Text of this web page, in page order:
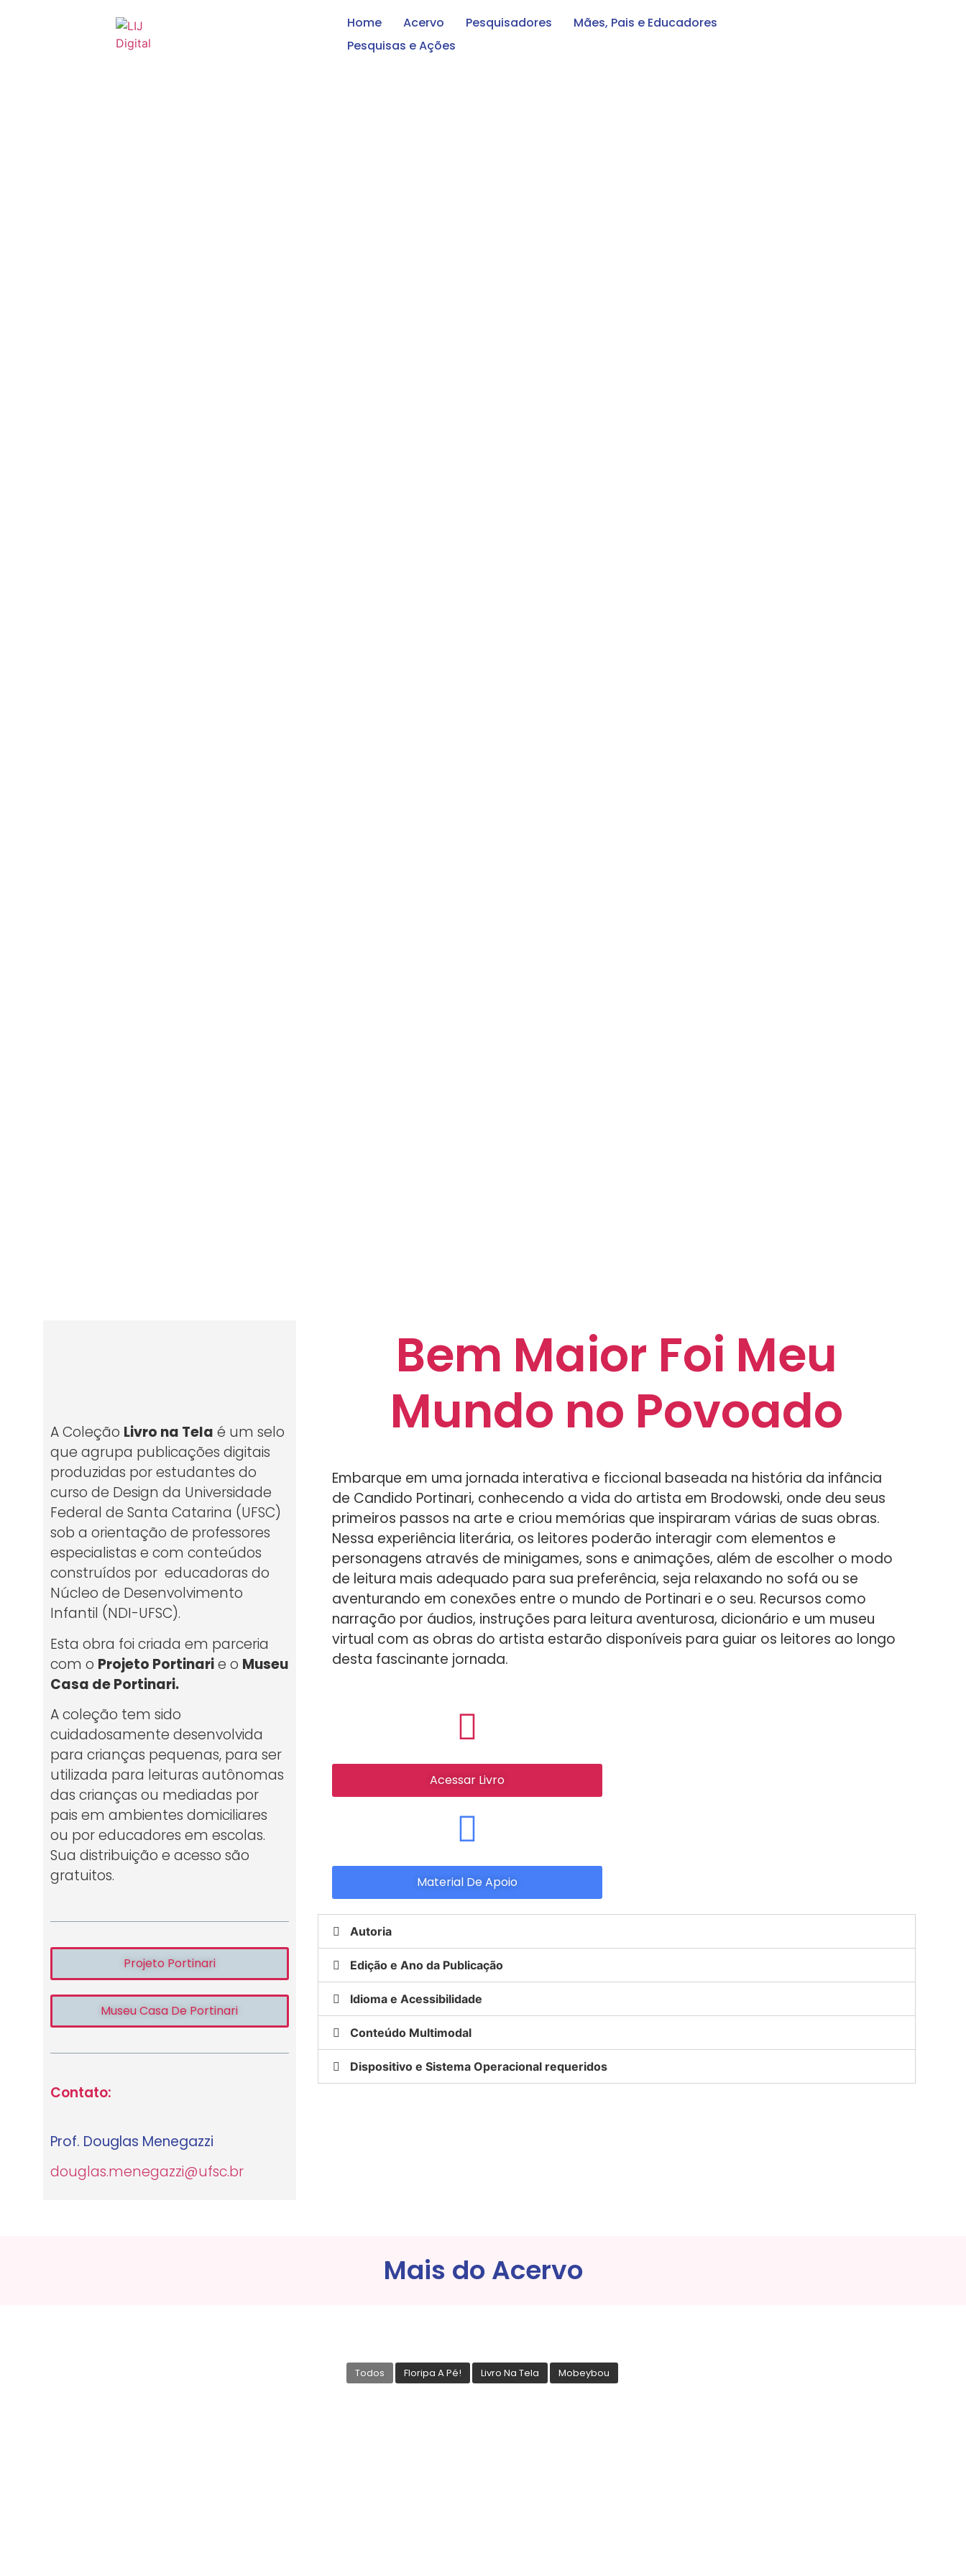
Home Acervo Pesquisadores
Mães, Pais e Educadores
Pesquisas e Ações
A Coleção Livro na Tela é um selo
que agrupa publicações digitais
produzidas por estudantes do
curso de Design da Universidade
Federal de Santa Catarina (UFSC)
sob a orientação de professores
especialistas e com conteúdos
construídos por educadoras do
Núcleo de Desenvolvimento
Infantil (NDI-UFSC).
Esta obra foi criada em parceria
com o Projeto Portinarie o Museu
Casa de Portinari.
A coleção tem sido
cuidadosamente desenvolvida
para crianças pequenas, para ser
utilizada para leituras autônomas
das crianças ou mediadas por
pais em ambientes domiciliares
ou por educadores em escolas.
Sua distribuição e acesso são
gratuitos.
Projeto Portinari
Museu Casa De Portinari
Contato:
Prof. Douglas Menegazzi
douglas.menegazzi@ufsc.br
Bem Maior Foi Meu
Mundo no Povoado
Embarque em uma jornada interativa e ficcional baseada na história da infância
de Candido Portinari, conhecendo a vida do artista em Brodowski, onde deu seus
primeiros passos na arte e criou memórias que inspiraram várias de suas obras.
Nessa experiência literária, os leitores poderão interagir com elementos e
personagens através de minigames, sons e animações, além de escolher o modo
de leitura mais adequado para sua preferência, seja relaxando no sofá ou se
aventurando em conexões entre o mundo de Portinari e o seu. Recursos como
narração por áudios, instruções para leitura aventurosa, dicionário e um museu
virtual com as obras do artista estarão disponíveis para guiar os leitores ao longo
desta fascinante jornada.
Acessar Livro
Material De Apoio
Autoria
Edição e Ano da Publicação
Idioma e Acessibilidade
Conteúdo Multimodal
Dispositivo e Sistema Operacional requeridos
Mais do Acervo
Todos Floripa A Pé! Livro Na Tela Mobeybou